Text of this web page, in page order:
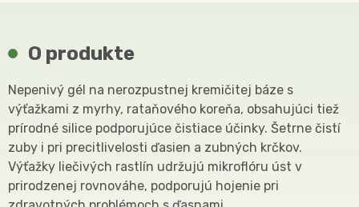
O produkte
Nepenivý gél na nerozpustnej kremičitej báze s
výťažkami z myrhy, rataňového koreňa, obsahujúci tiež
prírodné silice podporujúce čistiace účinky. Šetrne čistí
zuby i pri precitlivelosti ďasien a zubných krčkov.
Výťažky liečivých rastlín udržujú mikroflóru úst v
prirodzenej rovnováhe, podporujú hojenie pri